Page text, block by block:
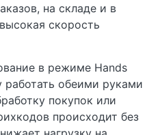
на складе и в
скорость
в режиме Hands
работать обеими руками
покупок или
происходит без